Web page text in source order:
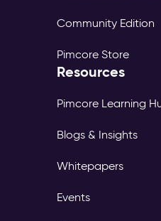
Community Edition
Pimcore Store
Resources
Pimcore Learning
Blogs & Insights
Whitepapers
Events